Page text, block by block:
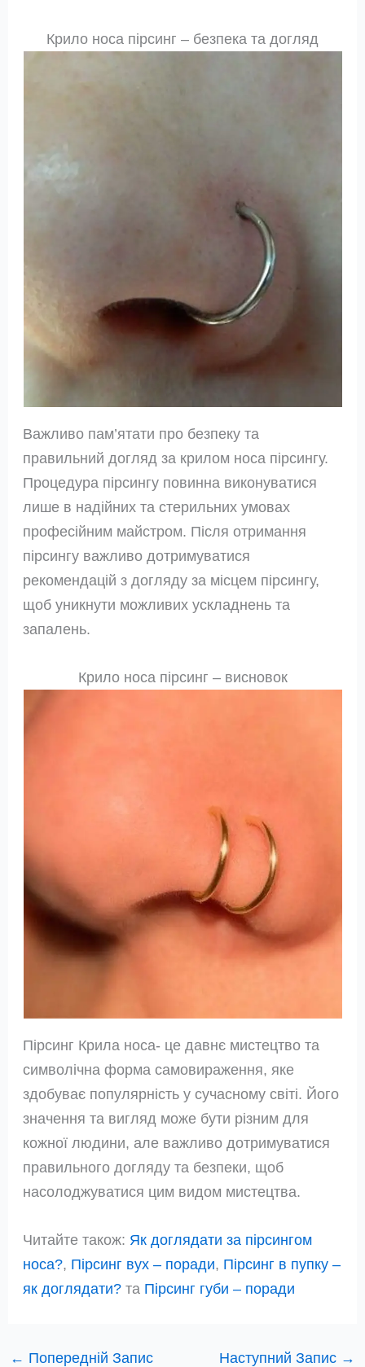
Крило носа пірсинг – безпека та догляд
Важливо пам’ятати про безпеку та
правильний догляд за крилом носа пірсингу.
Процедура пірсингу повинна виконуватися
лише в надійних та стерильних умовах
професійним майстром. Після отримання
пірсингу важливо дотримуватися
рекомендацій з догляду за місцем пірсингу,
щоб уникнути можливих ускладнень та
запалень.
Крило носа пірсинг – висновок
Пірсинг Крила носа- це давнє мистецтво та
символічна форма самовираження, яке
здобуває популярність у сучасному світі. Його
значення та вигляд може бути різним для
кожної людини, але важливо дотримуватися
правильного догляду та безпеки, щоб
насолоджуватися цим видом мистецтва.
Читайте також: Як доглядати за пірсингом
носа?, Пірсинг вух – поради, Пірсинг в пупку –
як доглядати? та Пірсинг губи – поради
← Попередній Запис Наступний Запис →